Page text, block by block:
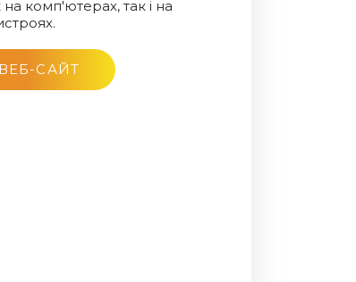
комп'ютерах, так і на
САЙТ